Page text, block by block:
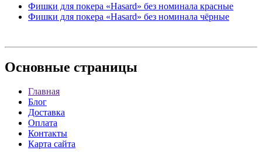
Фишки для покера «Hasard» без номинала красные
Фишки для покера «Hasard» без номинала чёрные
Основные страницы
Главная
Блог
Доставка
Оплата
Контакты
Карта сайта